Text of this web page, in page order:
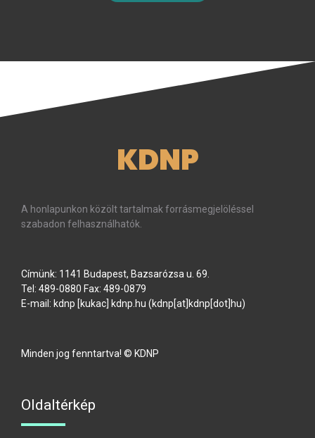
KDNP
A honlapunkon közölt tartalmak forrásmegjelöléssel
szabadon felhasználhatók.
Címünk: 1141 Budapest, Bazsarózsa u. 69.
Tel: 489-0880 Fax: 489-0879
E-mail: kdnp [kukac] kdnp.hu (kdnp[at]kdnp[dot]hu)
Minden jog fenntartva! © KDNP
Oldaltérkép